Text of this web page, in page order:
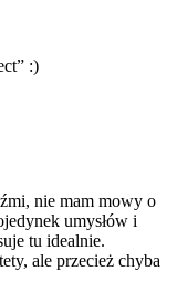
:)
nie mam mowy o
umysłów i
tu idealnie.
ale przecież chyba